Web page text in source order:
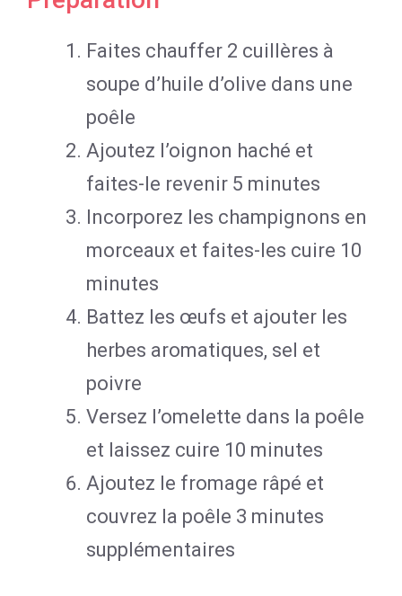
Faites chauffer 2 cuillères à
soupe d’huile d’olive dans une
poêle
Ajoutez l’oignon haché et
faites-le revenir 5 minutes
Incorporez les champignons en
morceaux et faites-les cuire 10
minutes
Battez les œufs et ajouter les
herbes aromatiques, sel et
poivre
Versez l’omelette dans la poêle
et laissez cuire 10 minutes
Ajoutez le fromage râpé et
couvrez la poêle 3 minutes
supplémentaires